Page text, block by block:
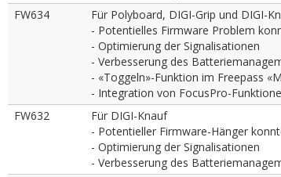
FW634
Für Polyboard, DIGI-Grip und DIGI-
- Potentielles Firmware Problem
- Optimierung der Signalisationen
- Verbesserung des
- «Toggeln»-Funktion im Freepass
- Integration von FocusPro-
FW632
Für DIGI-Knauf
- Potentieller Firmware-Hänger
- Optimierung der Signalisationen
- Verbesserung des